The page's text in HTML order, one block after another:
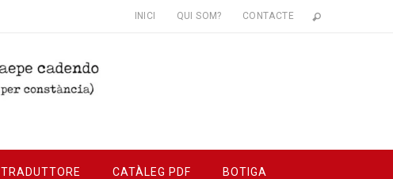
INICI QUI SOM? CONTACTE
TRADUTTORE CATÀLEG PDF BOTIGA